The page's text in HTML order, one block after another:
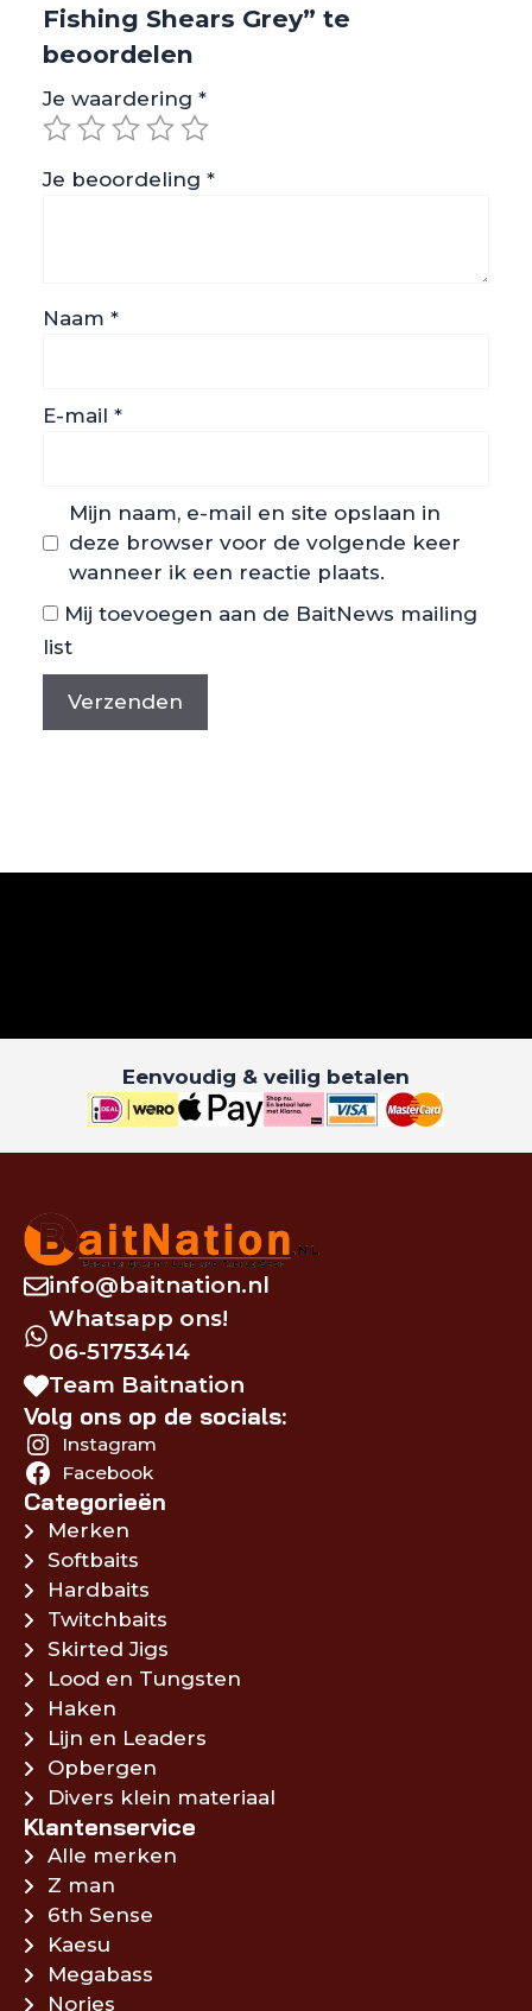
Fishing Shears Grey” te
beoordelen
Je waardering *
Je beoordeling *
Naam *
E-mail *
Mijn naam, e-mail en site opslaan in
deze browser voor de volgende keer
wanneer ik een reactie plaats.
Mij toevoegen aan de BaitNews mailing
list
Eenvoudig & veilig betalen
info@baitnation.nl
Whatsapp ons!
06-51753414
Team Baitnation
Volg ons op de socials:
Instagram
Facebook
Categorieën
Merken
Softbaits
Hardbaits
Twitchbaits
Skirted Jigs
Lood en Tungsten
Haken
Lijn en Leaders
Opbergen
Divers klein materiaal
Klantenservice
Alle merken
Z man
6th Sense
Kaesu
Megabass
Nories